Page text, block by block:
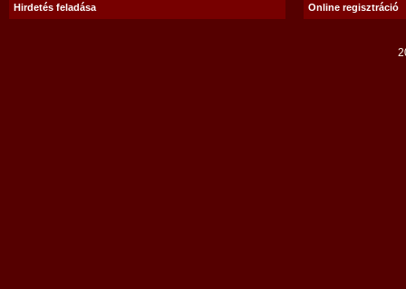
Hirdetés feladása
Online regisztráció